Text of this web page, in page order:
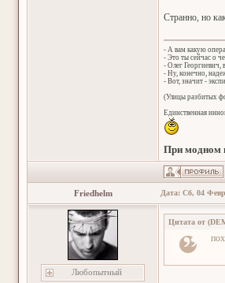
Странно, но
- А вам какую
- Это ты сейчас о
- Олег
- Ну, конечно,
- Вот, значит -
(Улицы разбитых
Единственная
При модном
Friedhelm Дата: Сб, 04
Любопытный
Цитата от (